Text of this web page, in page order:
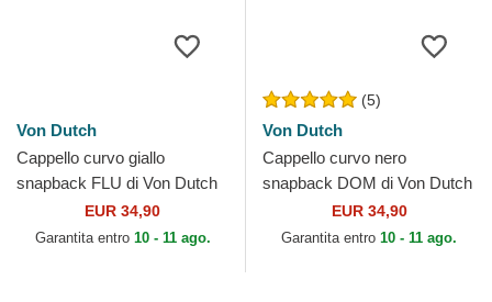
Von Dutch
Cappello curvo giallo
snapback FLU di Von Dutch
EUR 34,90
Garantita entro 10 - 11 ago.
(5)
Von Dutch
Cappello curvo nero
snapback DOM di Von Dutch
EUR 34,90
Garantita entro 10 - 11 ago.